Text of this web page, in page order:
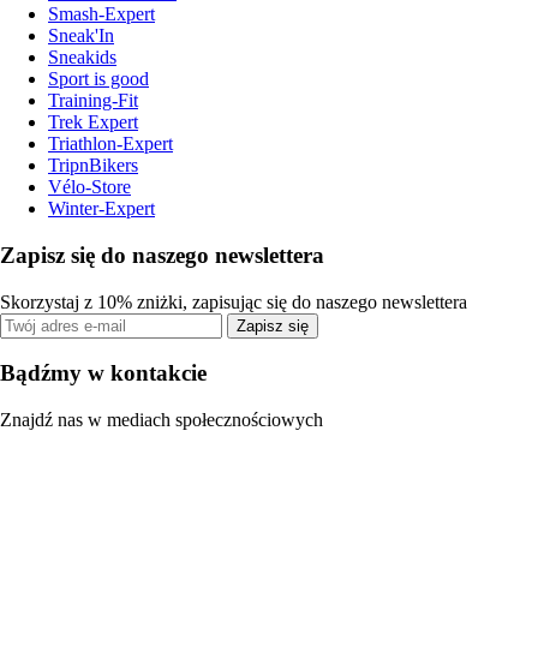
Smash-Expert
Sneak'In
Sneakids
Sport is good
Training-Fit
Trek Expert
Triathlon-Expert
TripnBikers
Vélo-Store
Winter-Expert
Zapisz się do naszego newslettera
Skorzystaj z 10% zniżki, zapisując się do naszego newslettera
Zapisz się
Bądźmy w kontakcie
Znajdź nas w mediach społecznościowych